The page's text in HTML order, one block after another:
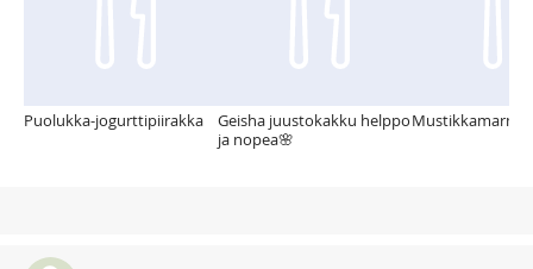
Puolukka-jogurttipiirakka
Geisha juustokakku helppo
ja nopea🌸